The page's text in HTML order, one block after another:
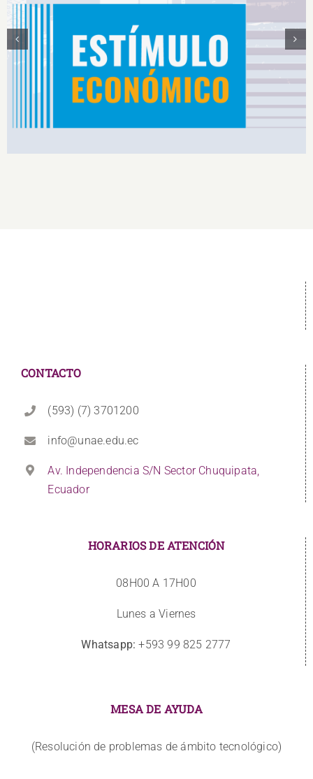
Estímulos Económicos para Deportistas de Alto
Rendimiento IS2026
CONTACTO
(593) (7) 3701200
info@unae.edu.ec
Av. Independencia S/N Sector Chuquipata,
Ecuador
HORARIOS DE ATENCIÓN
08H00 A 17H00
Lunes a Viernes
Whatsapp: +593 99 825 2777
MESA DE AYUDA
(Resolución de problemas de ámbito tecnológico)